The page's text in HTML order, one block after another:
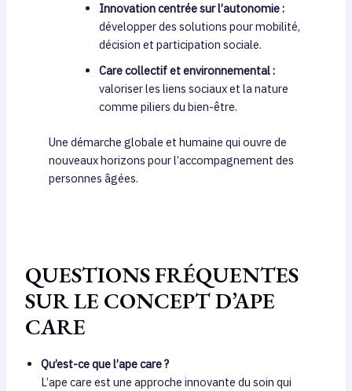
Innovation centrée sur l’autonomie :
développer des solutions pour mobilité,
décision et participation sociale.
Care collectif et environnemental :
valoriser les liens sociaux et la nature
comme piliers du bien-être.
Une démarche globale et humaine qui ouvre de
nouveaux horizons pour l’accompagnement des
personnes âgées.
QUESTIONS FRÉQUENTES
SUR LE CONCEPT D’APE
CARE
Qu’est-ce que l’ape care ?
L’ape care est une approche innovante du soin qui